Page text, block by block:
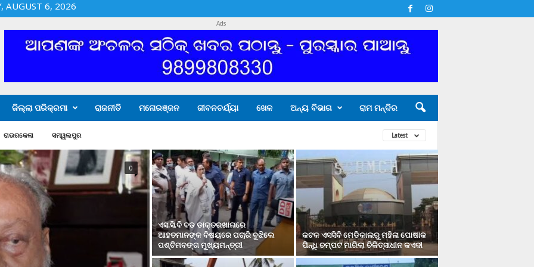
AUGUST 6, 2026
Ads
ଜିଲ୍ଲା ପରିକ୍ରମା ରାଜନୀତି ମନୋରଞ୍ଜନ ଜୀବନଚର୍ଯ୍ୟା ଖେଳ ଅନ୍ୟ ବିଭାଗ ରାମ ମନ୍ଦିର
ରାଉରକେଲା ସମ୍ୱଲପୁର Latest
0
ଏସ.ସି.ବି ବଡ ଡାକ୍ତରଖାନାରେ
ଆହତମାନଙ୍କ ବିଷୟରେ ପଚାରି ବୁଝିଲେ
ପଶ୍ଚିମବଙ୍ଗ ମୁଖ୍ୟମନ୍ତ୍ରୀ
କଟକ ଏସସିବି ମେଡିକାଲରୁ ମହିଳା ପୋଷାକ
ପିନ୍ଧି ଚମ୍ପଟ ମାରିଲା ଚିକିତ୍ସାଧୀନ କଏଦୀ